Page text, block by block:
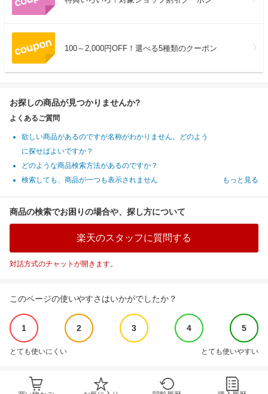
100～2,000円OFF！選べる5種類のクーポン
お探しの商品が見つかりませんか?
よくあるご質問
欲しい商品があるのですが名称がわかりません。どのよう
に探せばよいですか？
どのような商品検索方法があるのですか？
検索しても、商品が一つも表示されません
もっと見る
商品の検索でお困りの場合や、探し方について
楽天のスタッフに質問する
対話方式のチャットが開きます。
このページの使いやすさはいかがでしたか？
1 2 3 4 5
とても使いにくい とても使いやすい